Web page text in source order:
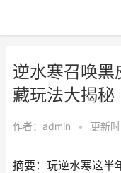
逆水寒召唤黑
藏玩法大揭秘
作者： admin • 更新
摘要：玩逆水寒这半